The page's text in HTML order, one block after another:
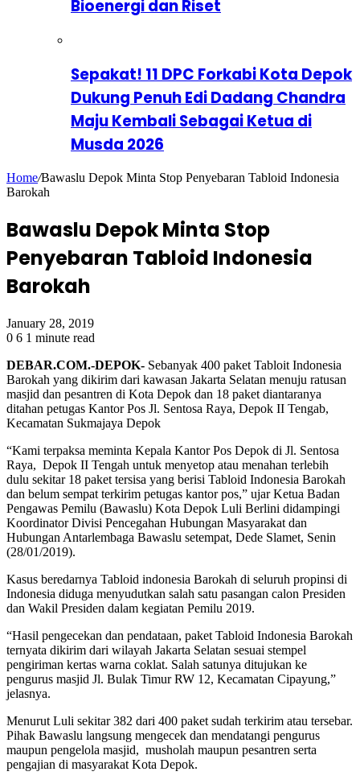
Bioenergi dan Riset
Sepakat! 11 DPC Forkabi Kota Depok
Dukung Penuh Edi Dadang Chandra
Maju Kembali Sebagai Ketua di
Musda 2026
Home/Bawaslu Depok Minta Stop Penyebaran Tabloid Indonesia
Barokah
Bawaslu Depok Minta Stop
Penyebaran Tabloid Indonesia
Barokah
January 28, 2019
0 6 1 minute read
DEBAR.COM.-DEPOK- Sebanyak 400 paket Tabloit Indonesia
Barokah yang dikirim dari kawasan Jakarta Selatan menuju ratusan
masjid dan pesantren di Kota Depok dan 18 paket diantaranya
ditahan petugas Kantor Pos Jl. Sentosa Raya, Depok II Tengab,
Kecamatan Sukmajaya Depok
“Kami terpaksa meminta Kepala Kantor Pos Depok di Jl. Sentosa
Raya, Depok II Tengah untuk menyetop atau menahan terlebih
dulu sekitar 18 paket tersisa yang berisi Tabloid Indonesia Barokah
dan belum sempat terkirim petugas kantor pos,” ujar Ketua Badan
Pengawas Pemilu (Bawaslu) Kota Depok Luli Berlini didampingi
Koordinator Divisi Pencegahan Hubungan Masyarakat dan
Hubungan Antarlembaga Bawaslu setempat, Dede Slamet, Senin
(28/01/2019).
Kasus beredarnya Tabloid indonesia Barokah di seluruh propinsi di
Indonesia diduga menyudutkan salah satu pasangan calon Presiden
dan Wakil Presiden dalam kegiatan Pemilu 2019.
“Hasil pengecekan dan pendataan, paket Tabloid Indonesia Barokah
ternyata dikirim dari wilayah Jakarta Selatan sesuai stempel
pengiriman kertas warna coklat. Salah satunya ditujukan ke
pengurus masjid Jl. Bulak Timur RW 12, Kecamatan Cipayung,”
jelasnya.
Menurut Luli sekitar 382 dari 400 paket sudah terkirim atau tersebar.
Pihak Bawaslu langsung mengecek dan mendatangi pengurus
maupun pengelola masjid, musholah maupun pesantren serta
pengajian di masyarakat Kota Depok.